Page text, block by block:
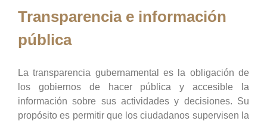
Transparencia e información
pública
La transparencia gubernamental es la obligación de
los gobiernos de hacer pública y accesible la
información sobre sus actividades y decisiones. Su
propósito es permitir que los ciudadanos supervisen la